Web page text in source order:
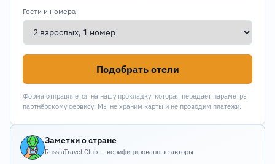
Гости и номера
Подобрать отели
Форма отправляется на нашу прокладку, которая передаёт параметры
партнёрскому сервису. Мы не храним карты и не проводим платежи.
Заметки о стране
RussiaTravel.Club — верифицированные авторы